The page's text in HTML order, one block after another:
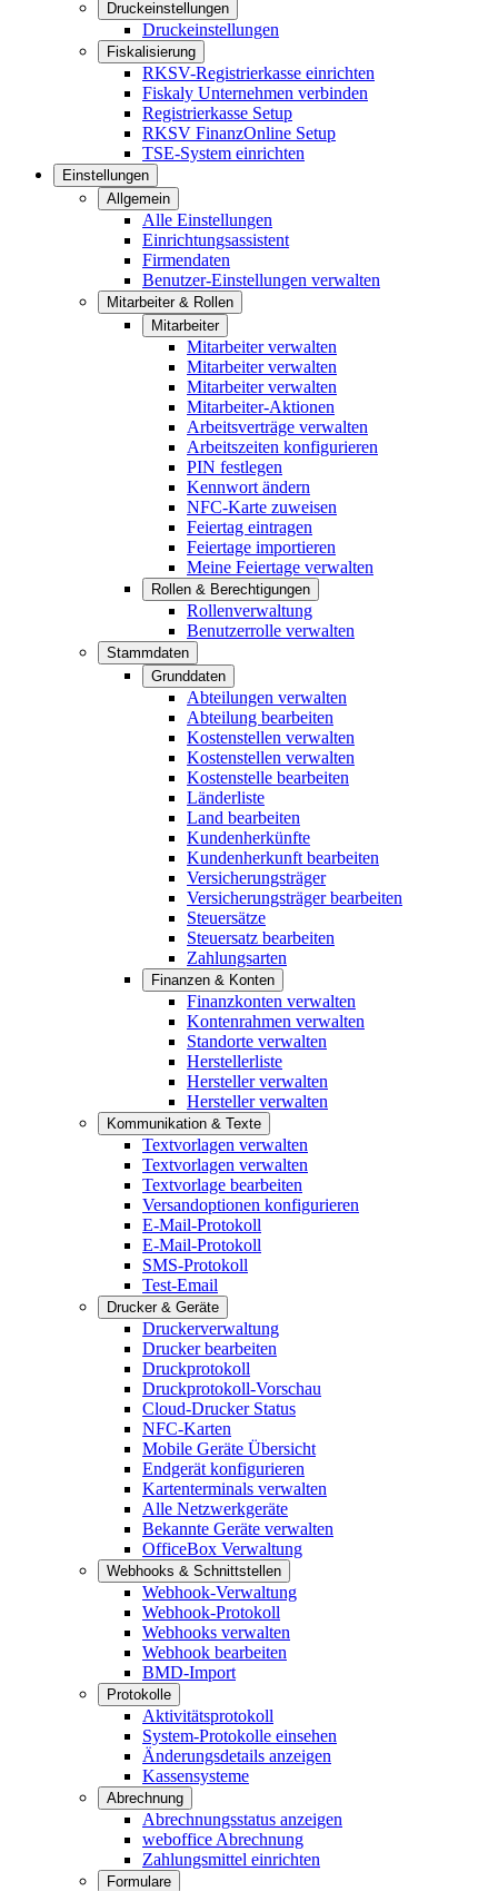
Druckeinstellungen
Druckeinstellungen
Fiskalisierung
RKSV-Registrierkasse einrichten
Fiskaly Unternehmen verbinden
Registrierkasse Setup
RKSV FinanzOnline Setup
TSE-System einrichten
Einstellungen
Allgemein
Alle Einstellungen
Einrichtungsassistent
Firmendaten
Benutzer-Einstellungen verwalten
Mitarbeiter & Rollen
Mitarbeiter
Mitarbeiter verwalten
Mitarbeiter verwalten
Mitarbeiter verwalten
Mitarbeiter-Aktionen
Arbeitsverträge verwalten
Arbeitszeiten konfigurieren
PIN festlegen
Kennwort ändern
NFC-Karte zuweisen
Feiertag eintragen
Feiertage importieren
Meine Feiertage verwalten
Rollen & Berechtigungen
Rollenverwaltung
Benutzerrolle verwalten
Stammdaten
Grunddaten
Abteilungen verwalten
Abteilung bearbeiten
Kostenstellen verwalten
Kostenstellen verwalten
Kostenstelle bearbeiten
Länderliste
Land bearbeiten
Kundenherkünfte
Kundenherkunft bearbeiten
Versicherungsträger
Versicherungsträger bearbeiten
Steuersätze
Steuersatz bearbeiten
Zahlungsarten
Finanzen & Konten
Finanzkonten verwalten
Kontenrahmen verwalten
Standorte verwalten
Herstellerliste
Hersteller verwalten
Hersteller verwalten
Kommunikation & Texte
Textvorlagen verwalten
Textvorlagen verwalten
Textvorlage bearbeiten
Versandoptionen konfigurieren
E-Mail-Protokoll
E-Mail-Protokoll
SMS-Protokoll
Test-Email
Drucker & Geräte
Druckerverwaltung
Drucker bearbeiten
Druckprotokoll
Druckprotokoll-Vorschau
Cloud-Drucker Status
NFC-Karten
Mobile Geräte Übersicht
Endgerät konfigurieren
Kartenterminals verwalten
Alle Netzwerkgeräte
Bekannte Geräte verwalten
OfficeBox Verwaltung
Webhooks & Schnittstellen
Webhook-Verwaltung
Webhook-Protokoll
Webhooks verwalten
Webhook bearbeiten
BMD-Import
Protokolle
Aktivitätsprotokoll
System-Protokolle einsehen
Änderungsdetails anzeigen
Kassensysteme
Abrechnung
Abrechnungsstatus anzeigen
weboffice Abrechnung
Zahlungsmittel einrichten
Formulare